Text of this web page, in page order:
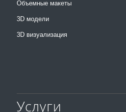
Объемные макеты
3D модели
3D визуализация
Услуги